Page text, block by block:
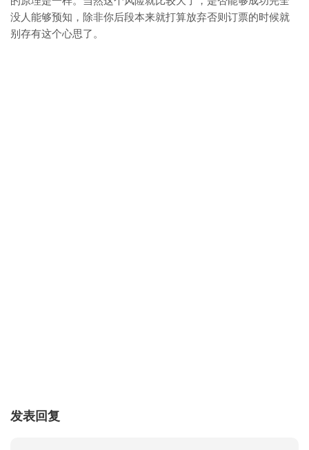
没人能够预知，除非你后段本来就打算放弃否则订票的时候就
别存有这个心思了。
发表回复